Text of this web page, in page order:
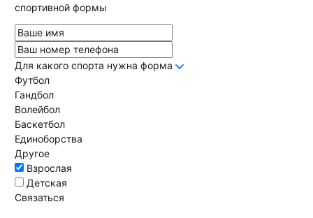
спортивной формы
Для какого спорта нужна форма
Футбол
Гандбол
Волейбол
Баскетбол
Единоборства
Другое
Взрослая
Детская
Связаться